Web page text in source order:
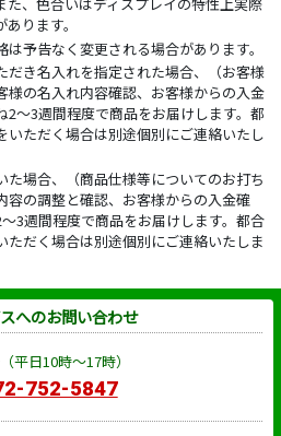
ります。
予告なく変更される場合があります。
だき名入れを指定された場合、（お客様
様の名入れ内容確認、お客様からの入金
2～3週間程度で商品をお届けします。都
いただく場合は別途個別にご連絡いたし
た場合、（商品仕様等についてのお打ち
容の調整と確認、お客様からの入金確
3週間程度で商品をお届けします。都合
ただく場合は別途個別にご連絡いたしま
へのお問い合わせ
（平日10時～17時）
752-5847